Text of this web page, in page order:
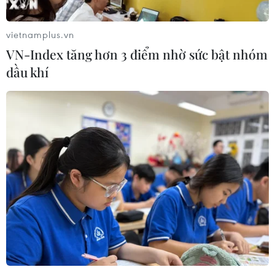
07/08/2026 01:50
Phòng vệ thương mại và bài học
"chuẩn bị kỹ-thắng lớn" của doanh
nghiệp Việt
Giá dầu tăng vọt do Iran xem xét cấm
tàu Mỹ và Israel qua eo biển Hormuz
07/08/2026 00:45
Giá vàng thế giới quay đầu giảm nhẹ
do áp lực chốt lời
vietnamplus.vn
VN-Index tăng hơn 3 điểm nhờ sức bật nhóm
dầu khí